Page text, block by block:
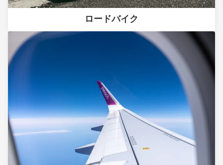
ロードバイク